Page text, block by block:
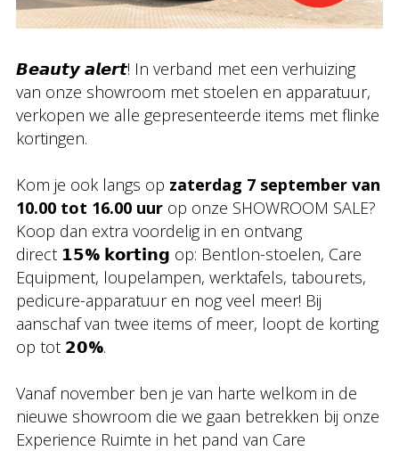
𝘽𝙚𝙖𝙪𝙩𝙮 𝙖𝙡𝙚𝙧𝙩! In verband met een verhuizing
van onze showroom met stoelen en apparatuur,
verkopen we alle gepresenteerde items met flinke
kortingen.
Kom je ook langs op zaterdag 7 september van
10.00 tot 16.00 uur op onze SHOWROOM SALE?
Koop dan extra voordelig in en ontvang
direct 𝟭𝟱% 𝗸𝗼𝗿𝘁𝗶𝗻𝗴 op: Bentlon-stoelen, Care
Equipment, loupelampen, werktafels, tabourets,
pedicure-apparatuur en nog veel meer! Bij
aanschaf van twee items of meer, loopt de korting
op tot 𝟮𝟬%.
Vanaf november ben je van harte welkom in de
nieuwe showroom die we gaan betrekken bij onze
Experience Ruimte in het pand van Care